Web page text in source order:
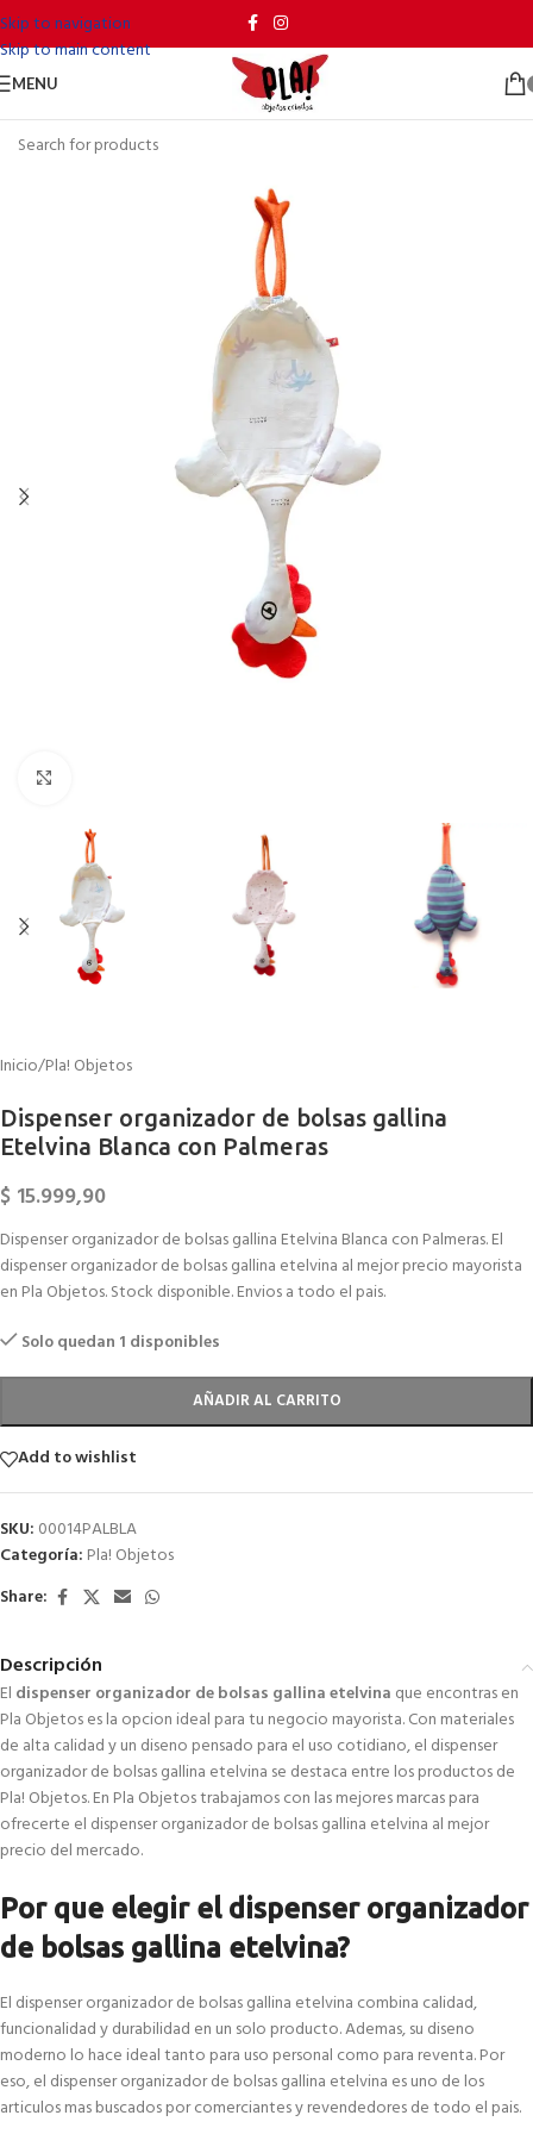
Skip to navigation
Skip to main content
MENU
Inicio/Pla! Objetos
Dispenser organizador de bolsas gallina
Etelvina Blanca con Palmeras
$ 15.999,90
Dispenser organizador de bolsas gallina Etelvina Blanca con Palmeras. El
dispenser organizador de bolsas gallina etelvina al mejor precio mayorista
en Pla Objetos. Stock disponible. Envios a todo el pais.
Solo quedan 1 disponibles
AÑADIR AL CARRITO
Add to wishlist
SKU: 00014PALBLA
Categoría: Pla! Objetos
Share:
Descripción
El dispenser organizador de bolsas gallina etelvina que encontras en
Pla Objetos es la opcion ideal para tu negocio mayorista. Con materiales
de alta calidad y un diseno pensado para el uso cotidiano, el dispenser
organizador de bolsas gallina etelvina se destaca entre los productos de
Pla! Objetos. En Pla Objetos trabajamos con las mejores marcas para
ofrecerte el dispenser organizador de bolsas gallina etelvina al mejor
precio del mercado.
Por que elegir el dispenser organizador
de bolsas gallina etelvina?
El dispenser organizador de bolsas gallina etelvina combina calidad,
funcionalidad y durabilidad en un solo producto. Ademas, su diseno
moderno lo hace ideal tanto para uso personal como para reventa. Por
eso, el dispenser organizador de bolsas gallina etelvina es uno de los
articulos mas buscados por comerciantes y revendedores de todo el pais.